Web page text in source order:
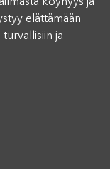
köyhyys ja
elättämään
ja